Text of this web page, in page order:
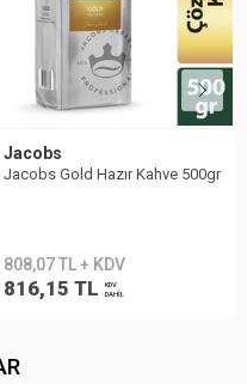
Nescafe
Nescafe Çözünebilir Kahve 1kg
1.496,02 TL + KDV
1.510,98 TL